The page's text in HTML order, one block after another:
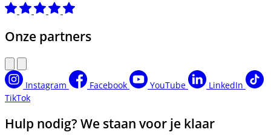
Onze partners
Instagram Facebook YouTube
LinkedIn
TikTok
Hulp nodig? We staan voor je klaar